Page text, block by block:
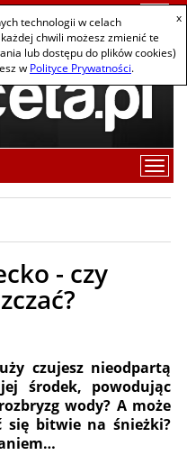
technologii w celach
chwili możesz zmienić te
lub dostępu do plików cookies)
w Polityce Prywatności.
x
- czy
czujesz nieodpartą
środek, powodując
wody? A może
się bitwie na śnieżki?